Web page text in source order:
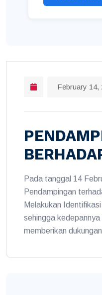
February 14,
Pada tanggal 14
Pendampingan
Melakukan
sehingga
memberikan